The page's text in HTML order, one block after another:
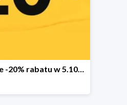
Dodatkowe -20% rabatu w 5.10.15